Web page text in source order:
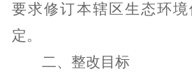
要求修订本辖区生态环
定。
二、整改目标